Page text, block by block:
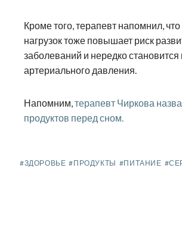
Кроме того, терапевт напомнил,
нагрузок тоже повышает риск
заболеваний и нередко
артериального давления.
Напомним,терапевт Чиркова
продуктов перед сном.
#ЗДОРОВЬЕ #ПРОДУКТЫ #ПИТАНИЕ